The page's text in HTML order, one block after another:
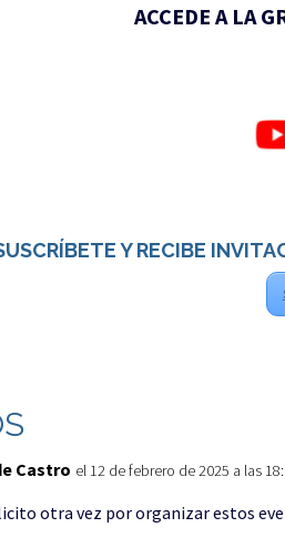
ACCEDE A LA
Y RECIBE
Castro el 12 de febrero de 2025 a las
otra vez por organizar estos